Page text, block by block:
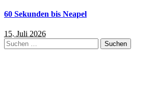
60 Sekunden bis Neapel
15. Juli 2026
Suchen
nach: